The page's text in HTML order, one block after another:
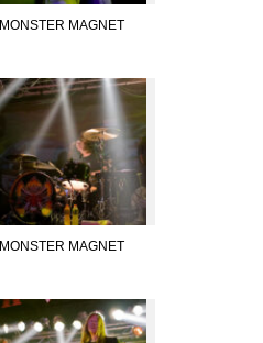
MONSTER MAGNET
MONSTER MAGNET